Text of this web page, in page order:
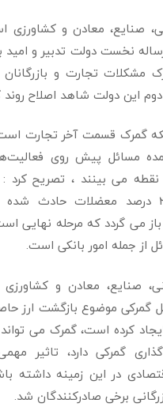
صنایع، معادن و کشاورزی
نخست دولت تدبیر و امید
مشکلات تجارت و
دوم این دولت شاهد اصلاح روند
گمرک قسمت آخر تجارت
مسائل پیش روی
نقطه می بینند ، تصریح کرد
است که تنها ۲۰ درصد معضلات حادث
از جمله امور بانکی است.
صنایع، معادن و کشاورزی
گمرکی موضوع بازگشت ارز
کرده است،‌ گمرک می
گمرکی دارد، تاثیر
در این زمینه داشته
برخی صادرکنندگان شد.